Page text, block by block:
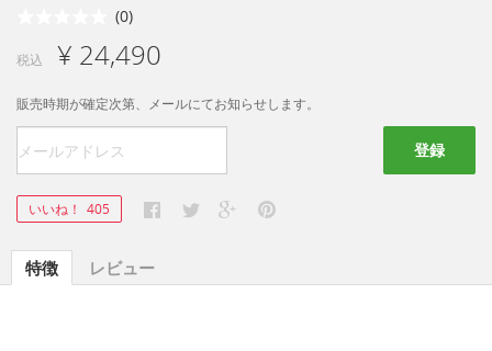
(0)
税込 ¥ 24,490
販売時期が確定次第、メールにてお知らせします。
登録
いいね！ 405
特徴 レビュー